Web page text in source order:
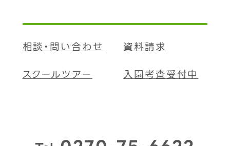
相談・問い合わせ
資料請求
スクールツアー
入園考査受付中